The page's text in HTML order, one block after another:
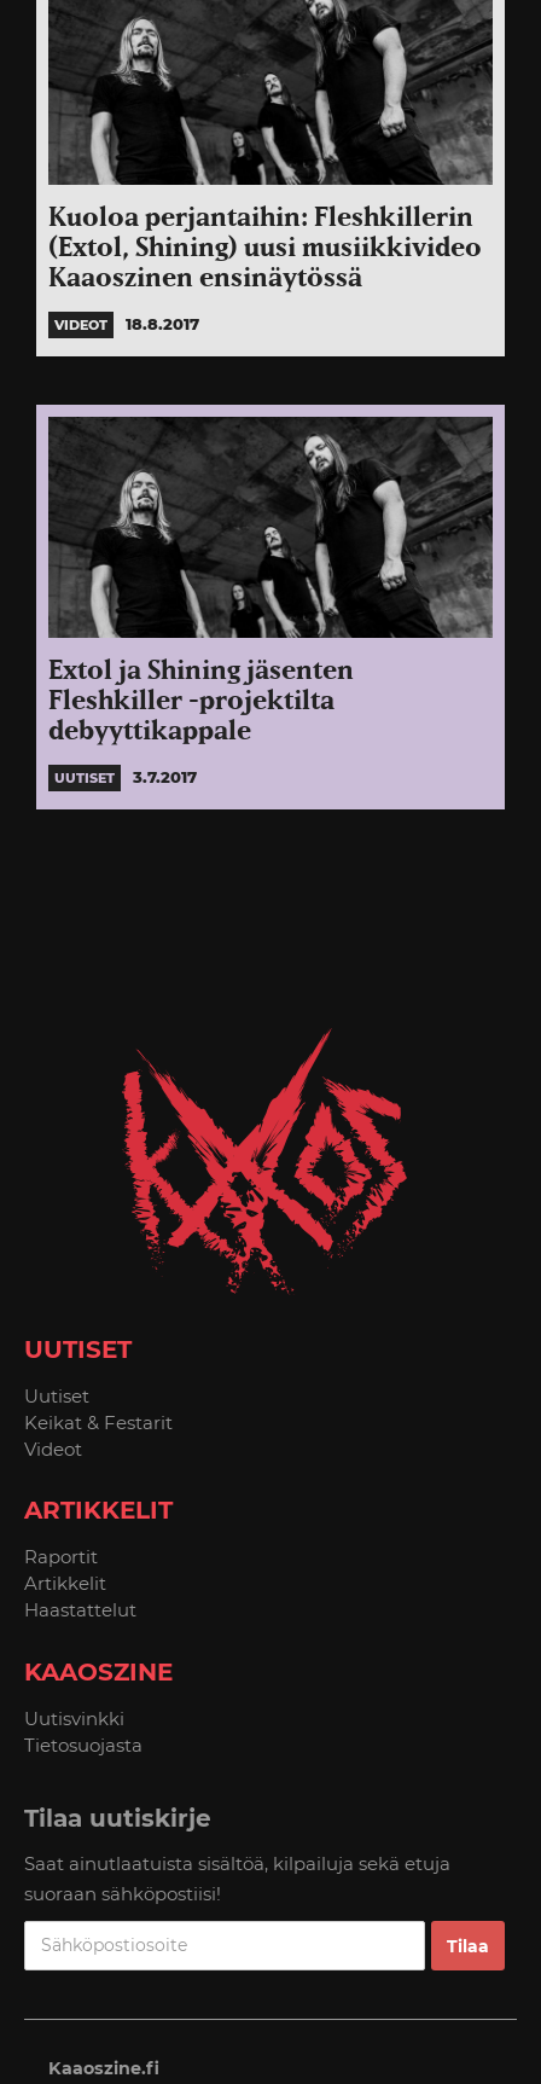
Kuoloa perjantaihin: Fleshkillerin
(Extol, Shining) uusi musiikkivideo
Kaaoszinen ensinäytössä
VIDEOT 18.8.2017
Extol ja Shining jäsenten
Fleshkiller -projektilta
debyyttikappale
UUTISET 3.7.2017
UUTISET
Uutiset
Keikat & Festarit
Videot
ARTIKKELIT
Raportit
Artikkelit
Haastattelut
KAAOSZINE
Uutisvinkki
Tietosuojasta
Tilaa uutiskirje
Saat ainutlaatuista sisältöä, kilpailuja sekä etuja
suoraan sähköpostiisi!
Kaaoszine.fi